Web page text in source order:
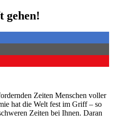
gehen!
Zeiten Menschen voller
hat die Welt fest im Griff – so
Zeiten bei Ihnen. Daran